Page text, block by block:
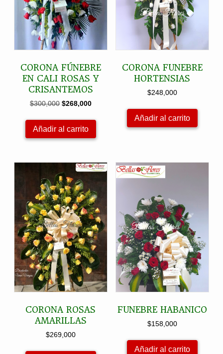
CORONA FÚNEBRE
EN CALI ROSAS Y
CRISANTEMOS
$300,000 El
original
era:
$300,000.
$268,000El
actual
$268,000.
Añadir al carrito
CORONA FUNEBRE
HORTENSIAS
$248,000
Añadir al carrito
CORONA ROSAS
AMARILLAS
$269,000
FUNEBRE HABANICO
$158,000
Añadir al carrito